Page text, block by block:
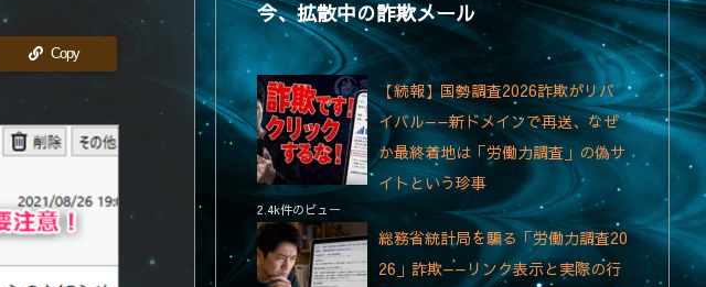
Copy
今、拡散中の詐欺メール
【続報】国勢調査2026詐欺がリバ
イバル——新ドメインで再送、なぜ
か最終着地は「労働力調査」の偽サ
イトという珍事
2.4k件のビュー
総務省統計局を騙る「労働力調査20
26」詐欺——リンク表示と実際の行